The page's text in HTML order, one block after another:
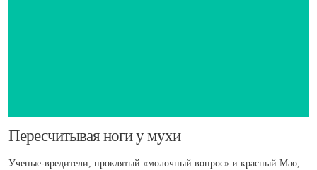
​Пересчитывая ноги у мухи
Ученые-вредители, проклятый «молочный вопрос» и красный Мао,